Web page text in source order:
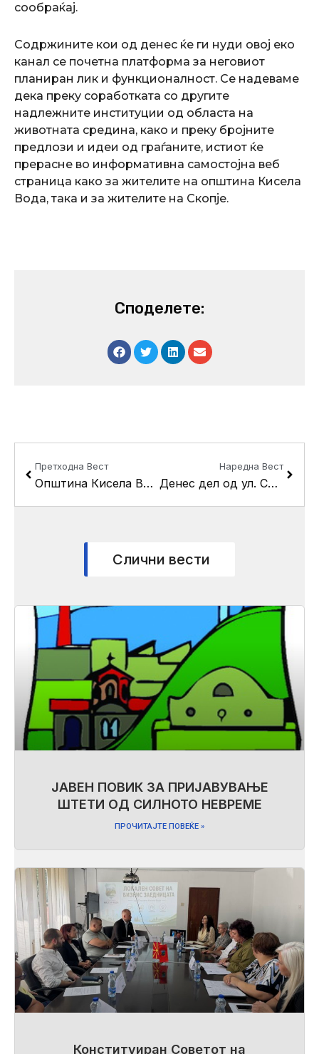
сообраќај.
Содржините кои од денес ќе ги нуди овој еко
канал се почетна платформа за неговиот
планиран лик и функционалност. Се надеваме
дека преку соработката со другите
надлежните институции од областа на
животната средина, како и преку бројните
предлози и идеи од граѓаните, истиот ќе
прерасне во информативна самостојна веб
страница како за жителите на општина Кисела
Вода, така и за жителите на Скопје.
Споделете:
Претходна Вест
Општина Кисела Вода за децата во градинките обезбеди 2500 маски за заштита од аерозагадувањето
Наредна Вест
Денес дел од ул. Сердарот без струја
Слични вести
ЈАВЕН ПОВИК ЗА ПРИЈАВУВАЊЕ
ШТЕТИ ОД СИЛНОТО НЕВРЕМЕ
ПРОЧИТАЈТЕ ПОВЕЌЕ »
Конституиран Советот на